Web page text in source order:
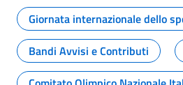
Giornata internazionale dello
Bandi Avvisi e Contributi